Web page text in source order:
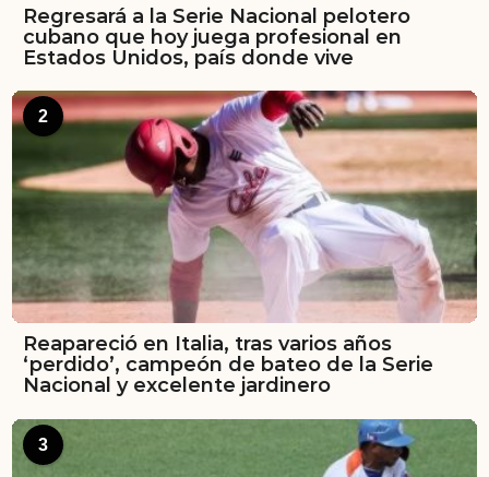
Regresará a la Serie Nacional pelotero
cubano que hoy juega profesional en
Estados Unidos, país donde vive
2
Reapareció en Italia, tras varios años
‘perdido’, campeón de bateo de la Serie
Nacional y excelente jardinero
3